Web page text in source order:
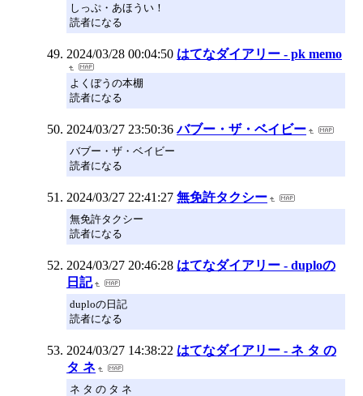
しっぷ・あほうい！
読者になる
2024/03/28 00:04:50 はてなダイアリー - pk memo
よくぼうの本棚
読者になる
2024/03/27 23:50:36 バブー・ザ・ベイビー
バブー・ザ・ベイビー
読者になる
2024/03/27 22:41:27 無免許タクシー
無免許タクシー
読者になる
2024/03/27 20:46:28 はてなダイアリー - duploの
日記
duploの日記
読者になる
2024/03/27 14:38:22 はてなダイアリー - ネ タ の
タ ネ
ネ タ の タ ネ